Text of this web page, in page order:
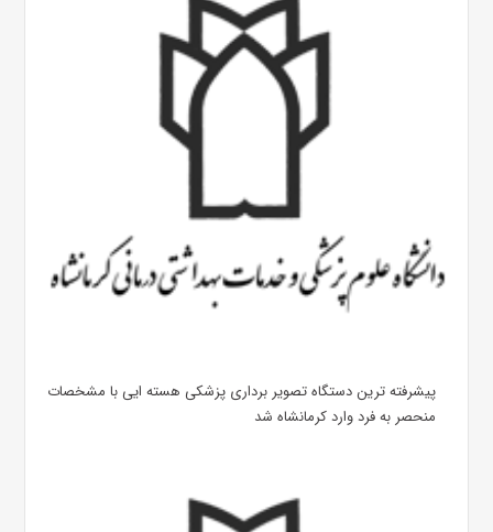
پیشرفته ترین دستگاه تصویر برداری پزشکی هسته ایی با مشخصات
منحصر به فرد وارد کرمانشاه شد